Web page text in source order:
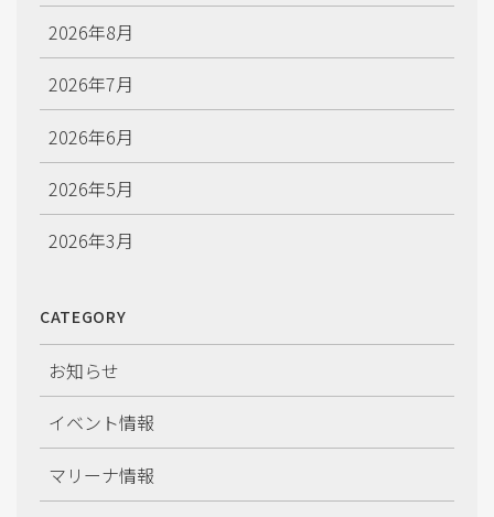
2026年8月
2026年7月
2026年6月
2026年5月
2026年3月
2026年1月
2025年12月
2025年11月
2025年10月
CATEGORY
お知らせ
イベント情報
マリーナ情報